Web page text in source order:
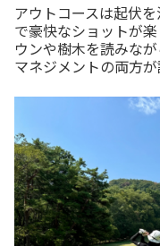
アウトコースは起伏
で豪快なショットが
ウンや樹木を読みな
マネジメントの両方が